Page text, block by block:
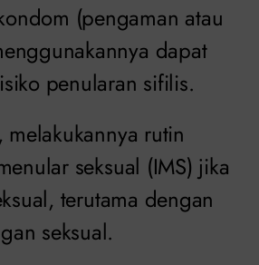
(pengaman atau
dapat
penularan sifilis.
rutin
seksual (IMS) jika
terutama dengan
seksual.